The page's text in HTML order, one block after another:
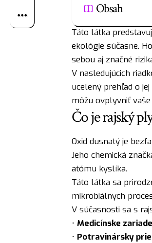
Obsah
Táto látka
ekológie súčasne.
sebou aj značné
V nasledujúcich
ucelený prehľad o
môžu ovplyvniť
Čo je rajský
Oxid dusnatý je
Jeho chemická
atómu kyslíka.
Táto látka sa
mikrobiálnych
V súčasnosti sa s
• Medicínske
• Potravinársky